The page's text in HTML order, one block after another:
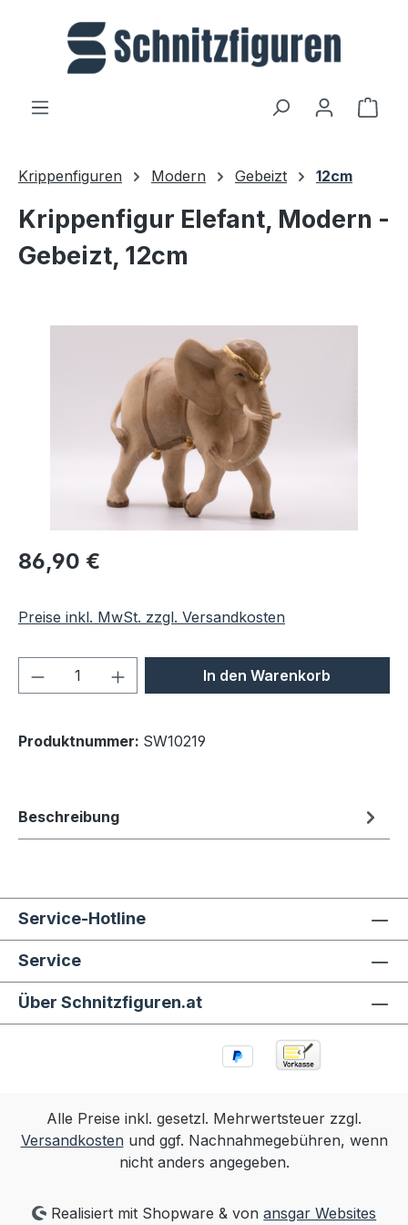
Zum Hauptinhalt springen
Krippenfiguren Modern Gebeizt 12cm
Krippenfigur Elefant, Modern -
Gebeizt, 12cm
Bildergalerie überspringen
Regulärer Preis:
86,90 €
Preise inkl. MwSt. zzgl. Versandkosten
Produkt Anzahl: Gib denIn den Warenkorb
Produktnummer: SW10219
Beschreibung
Service-Hotline
Service
Über Schnitzfiguren.at
Alle Preise inkl. gesetzl. Mehrwertsteuer zzgl.
Versandkostenund ggf. Nachnahmegebühren, wenn
nicht anders angegeben.
Realisiert mit Shopware & vonansgar Websites